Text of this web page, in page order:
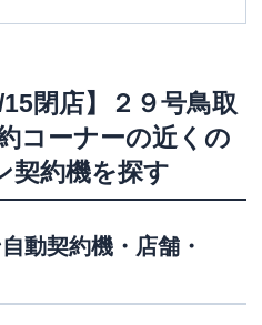
15閉店】２９号鳥取
コーナーの近くの
契約機を探す
動契約機・店舗・